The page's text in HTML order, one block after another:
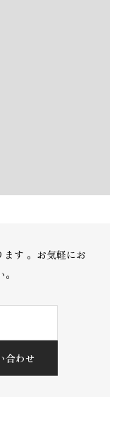
す 。お気軽にお
合わせ